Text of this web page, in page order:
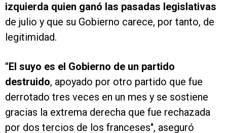
izquierda quien ganó las pasadas legislativas
de julio y que su Gobierno carece, por tanto, de
legitimidad.
"El suyo es el Gobierno de un partido
destruido, apoyado por otro partido que fue
derrotado tres veces en un mes y se sostiene
gracias la extrema derecha que fue rechazada
por dos tercios de los franceses", aseguró